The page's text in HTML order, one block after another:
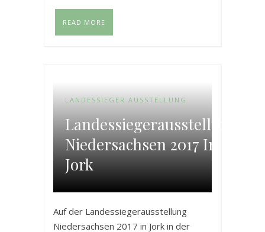
READ MORE
LANDESSIEGER AUSSTELLUNG
Landessiegerausstellung
Niedersachsen 2017 In
Jork
Auf der Landessiegerausstellung
Niedersachsen 2017 in Jork in der